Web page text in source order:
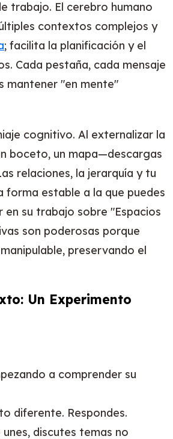
trabajo. El cerebro humano
contextos complejos y
; facilita la planificación y el
Cada pestaña, cada mensaje
mantener "en mente"
cognitivo. Al externalizar la
boceto, un mapa—descargas
relaciones, la jerarquía y tu
estable a la que puedes
su trabajo sobre "Espacios
son poderosas porque
preservando el
Un Experimento
a comprender su
diferente. Respondes.
discutes temas no